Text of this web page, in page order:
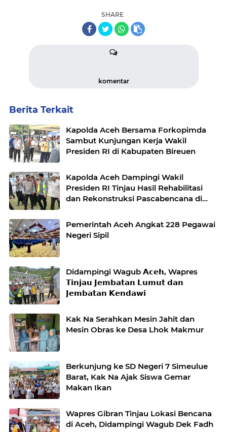
SHARE
komentar
Berita Terkait
Kapolda Aceh Bersama Forkopimda
Sambut Kunjungan Kerja Wakil
Presiden RI di Kabupaten Bireuen
Kapolda Aceh Dampingi Wakil
Presiden RI Tinjau Hasil Rehabilitasi
dan Rekonstruksi Pascabencana di
Pemerintah Aceh Angkat 228 Pegawai
Negeri Sipil
Didampingi Wagub 𝗔𝗰𝗲𝗵, Wapres
𝗧𝗶𝗻𝗷𝗮𝘂 𝗝𝗲𝗺𝗯𝗮𝘁𝗮𝗻 𝗟𝘂𝗺𝘂𝘁 𝗱𝗮𝗻
𝗝𝗲𝗺𝗯𝗮𝘁𝗮𝗻 𝗞𝗲𝗻𝗱𝗮𝘄𝗶
Kak Na Serahkan Mesin Jahit dan
Mesin Obras ke Desa Lhok Makmur
Berkunjung ke SD Negeri 7 Simeulue
Barat, Kak Na Ajak Siswa Gemar
Makan Ikan
Wapres Gibran Tinjau Lokasi Bencana
di Aceh, Didampingi Wagub Dek Fadh